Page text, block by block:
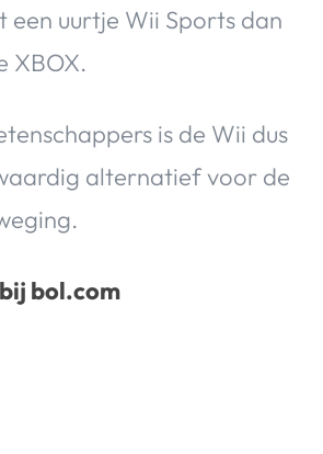
een uurtje Wii Sports dan
XBOX.
is de Wii dus
alternatief voor de
bol.com